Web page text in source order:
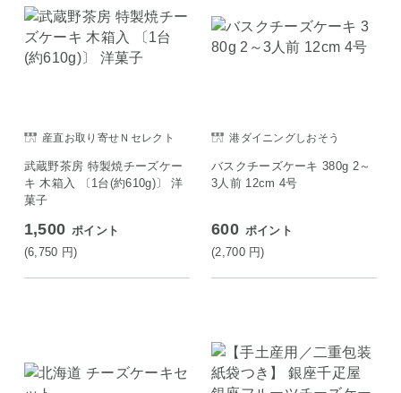
産直お取り寄せＮセレクト
武蔵野茶房 特製焼チーズケー
キ 木箱入 〔1台(約610g)〕 洋
菓子
1,500 ポイント
(6,750 円)
港ダイニングしおそう
バスクチーズケーキ 380g 2～
3人前 12cm 4号
600 ポイント
(2,700 円)